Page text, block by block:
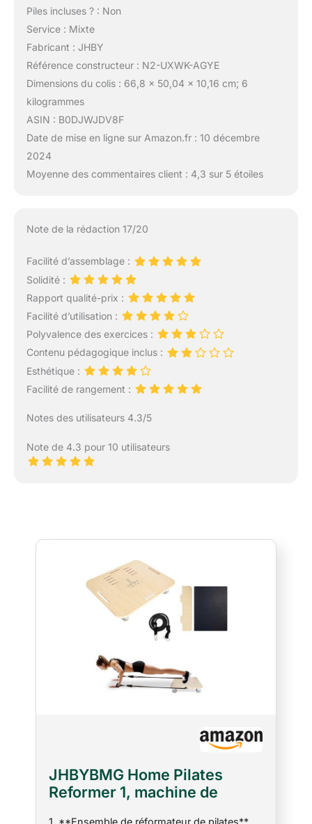
Piles incluses ? : Non
Service : Mixte
Fabricant : JHBY
Référence constructeur : N2-UXWK-AGYE
Dimensions du colis : 66,8 x 50,04 x 10,16 cm; 6
kilogrammes
ASIN : B0DJWJDV8F
Date de mise en ligne sur Amazon.fr : 10 décembre
2024
Moyenne des commentaires client : 4,3 sur 5 étoiles
Note de la rédaction 17/20
Facilité d’assemblage :
Solidité :
Rapport qualité-prix :
Facilité d’utilisation :
Polyvalence des exercices :
Contenu pédagogique inclus :
Esthétique :
Facilité de rangement :
Notes des utilisateurs 4.3/5
Note de 4.3 pour 10 utilisateurs
JHBYBMG Home Pilates
Reformer 1, machine de